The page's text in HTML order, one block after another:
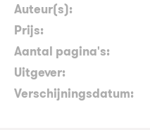
Auteur(s):
Prijs:
Aantal pagina's:
Uitgever:
Verschijningsdatum: